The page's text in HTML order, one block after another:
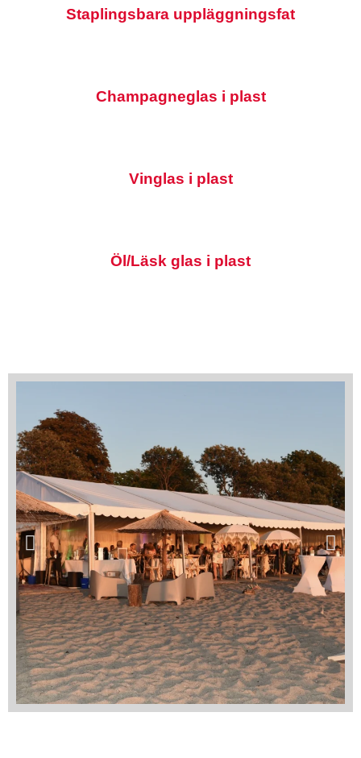
Staplingsbara uppläggningsfat
Champagneglas i plast
Vinglas i plast
Öl/Läsk glas i plast